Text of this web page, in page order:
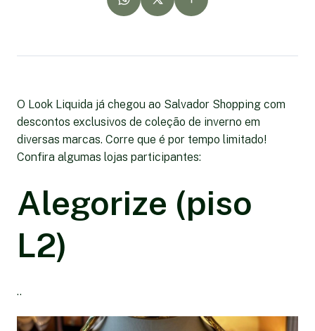
O Look Liquida já chegou ao Salvador Shopping com
descontos exclusivos de coleção de inverno em
diversas marcas. Corre que é por tempo limitado!
Confira algumas lojas participantes:
Alegorize (piso
L2)
..